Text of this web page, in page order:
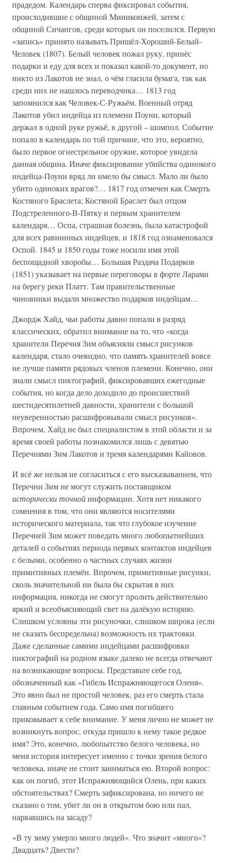
прадедом. Календарь сперва фиксировал события,
происходившие с общиной Миниконжей, затем с
общиной Сичангов, среди которых он поселился. Первую
«запись» принято называть Пришёл-Хороший-Белый-
Человек (1807). Белый человек пожал руку, принёс
подарки и еду для всех и показал какой-то документ, но
никто из Лакотов не знал, о чём гласила бумага, так как
среди них не нашлось переводчика… 1813 год
запомнился как Человек-С-Ружьём. Военный отряд
Лакотов убил индейца из племени Поуни, который
держал в одной руке ружьё, в другой – шомпол. Событие
попало в календарь по той причине, что это, вероятно,
было первое огнестрельное оружие, которое увидела
данная община. Иначе фиксирование убийства одинокого
индейца-Поуни вряд ли имело бы смысл. Мало ли было
убито одиноких врагов?… 1817 год отмечен как Смерть
Костяного Браслета; Костяной Браслет был отцом
Подстреленного-В-Пятку и первым хранителем
календаря… Оспа, страшная болезнь, была катастрофой
для всех равнинных индейцев, и 1818 год ознаменовался
Оспой. 1845 и 1850 годы тоже носили имя этой
беспощадной хворобы… Большая Раздача Подарков
(1851) указывает на первые переговоры в форте Ларами
на берегу реки Платт. Там правительственные
чиновники выдали множество подарков индейцам…
Джордж Хайд, чьи работы давно попали в разряд
классических, обратил внимание на то, что «когда
хранители Перечня Зим объясняли смысл рисунков
календаря, стало очевидно, что память хранителей вовсе
не лучше памяти рядовых членов племени. Конечно, они
знали смысл пиктографий, фиксировавших ежегодные
события, но когда дело доходило до происшествий
шестидесятилетней давности, хранители с большой
неуверенностью расшифровывали смысл рисунков».
Впрочем, Хайд не был специалистом в этой области и за
время своей работы познакомился лишь с девятью
Перечнями Зим Лакотов и тремя календарями Кайовов.
И всё же нельзя не согласиться с его высказыванием, что
Перечни Зим не могут служить поставщиком
исторически точнойинформации. Хотя нет никакого
сомнения в том, что они являются носителями
исторического материала, так что глубокое изучение
Перечней Зим может поведать много любопытнейших
деталей о событиях периода первых контактов индейцев
с белыми, особенно о частных случаях жизни
примитивных племён. Впрочем, примитивные рисунки,
сколь значительной ни была бы скрытая в них
информация, никогда не смогут пролить действительно
яркий и всеобъясняющий свет на далёкую историю.
Слишком условны эти рисуночки, слишком широка (если
не сказать беспредельна) возможность их трактовки.
Даже сделанные самими индейцами расшифровки
пиктографий на родном языке далеко не всегда отвечают
на возникающие вопросы. Представьте себе год,
обозначенный как «Гибель Испражняющегося Оленя».
Это явно был не простой человек, раз его смерть стала
главным событием года. Само имя погибшего
приковывает к себе внимание. У меня лично не может не
возникнуть вопрос, откуда пришло к нему такое редкое
имя? Это, конечно, любопытство белого человека, но
меня история интересует именно с точки зрения белого
человека, иначе не стоит заниматься ею. Второй вопрос:
как он погиб, этот Испражняющийся Олень, при каких
обстоятельствах? Смерть зафиксирована, но ничего не
сказано о том, убит ли он в открытом бою или пал,
нарвавшись на засаду?
«В ту зиму умерло много людей». Что значит «много»?
Двадцать? Двести?